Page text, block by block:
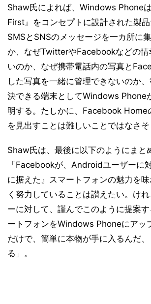
Shaw氏によれば、Windows Phone
First』をコンセプトに設計された製
SMSとSNSのメッセージを一カ所に
か、なぜTwitterやFacebookなどの情
いのか、なぜ携帯電話内の写真と
した写真を一緒に管理できないのか
決できる端末としてWindows Phone
明する。たしかに、Facebook Home
を見出すことは難しいことではなさそ
Shaw氏は、最後に以下のようにまと
「Facebookが、Androidユーザーに
に据えた』スマートフォンの魅力を
く努力していることは讃えたい。け
ーに対して、謹んでこのように提案
ートフォンをWindows Phoneにアッ
だけで、簡単に本物が手に入るんだ
る」。